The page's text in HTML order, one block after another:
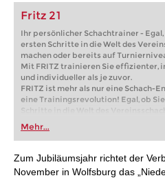
Fritz 21
Ihr persönlicher Schachtrainer - Egal,
ersten Schritte in die Welt des
machen oder bereits auf
Mit FRITZ trainieren Sie effizienter,
und individueller als je zuvor.
FRITZ ist mehr als nur eine Schach-
eine Trainingsrevolution! Egal, ob
Schritte in die Welt des
oder bereits auf Turnierniveau
FRITZ trainieren Sie effizienter,
individueller als je zuvor.
Mehr...
Zum Jubiläumsjahr richtet der
November in Wolfsburg das